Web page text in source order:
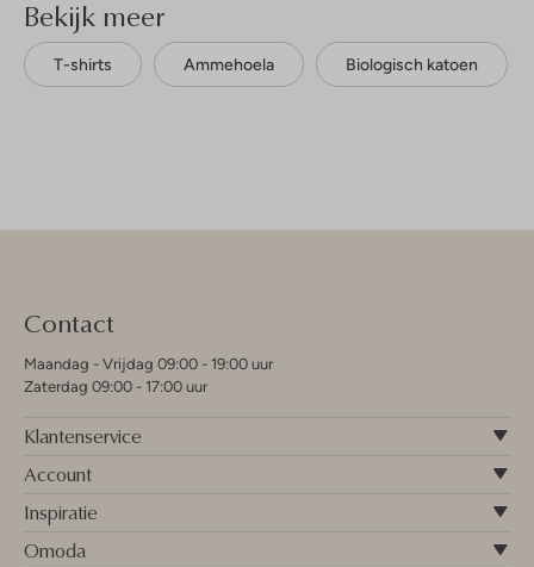
Bekijk meer
T-shirts Ammehoela Biologisch katoen
Contact
Maandag - Vrijdag 09:00 - 19:00 uur
Zaterdag 09:00 - 17:00 uur
Klantenservice
Account
Inspiratie
Omoda